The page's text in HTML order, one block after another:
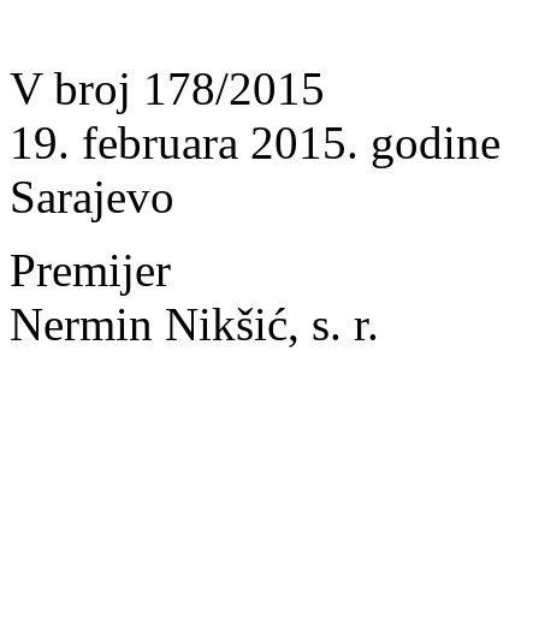
V broj 178/2015
19. februara 2015. godine
Sarajevo
Premijer
Nermin Nikšić, s. r.